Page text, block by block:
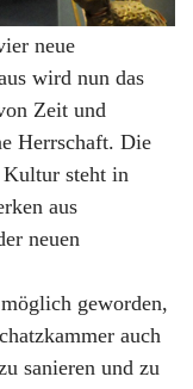
neue
wird nun das
Zeit und
Herrschaft. Die
Kultur steht in
aus
neuen
geworden,
auch
sanieren und zu